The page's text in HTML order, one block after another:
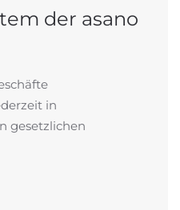
der asano
in
gesetzlichen